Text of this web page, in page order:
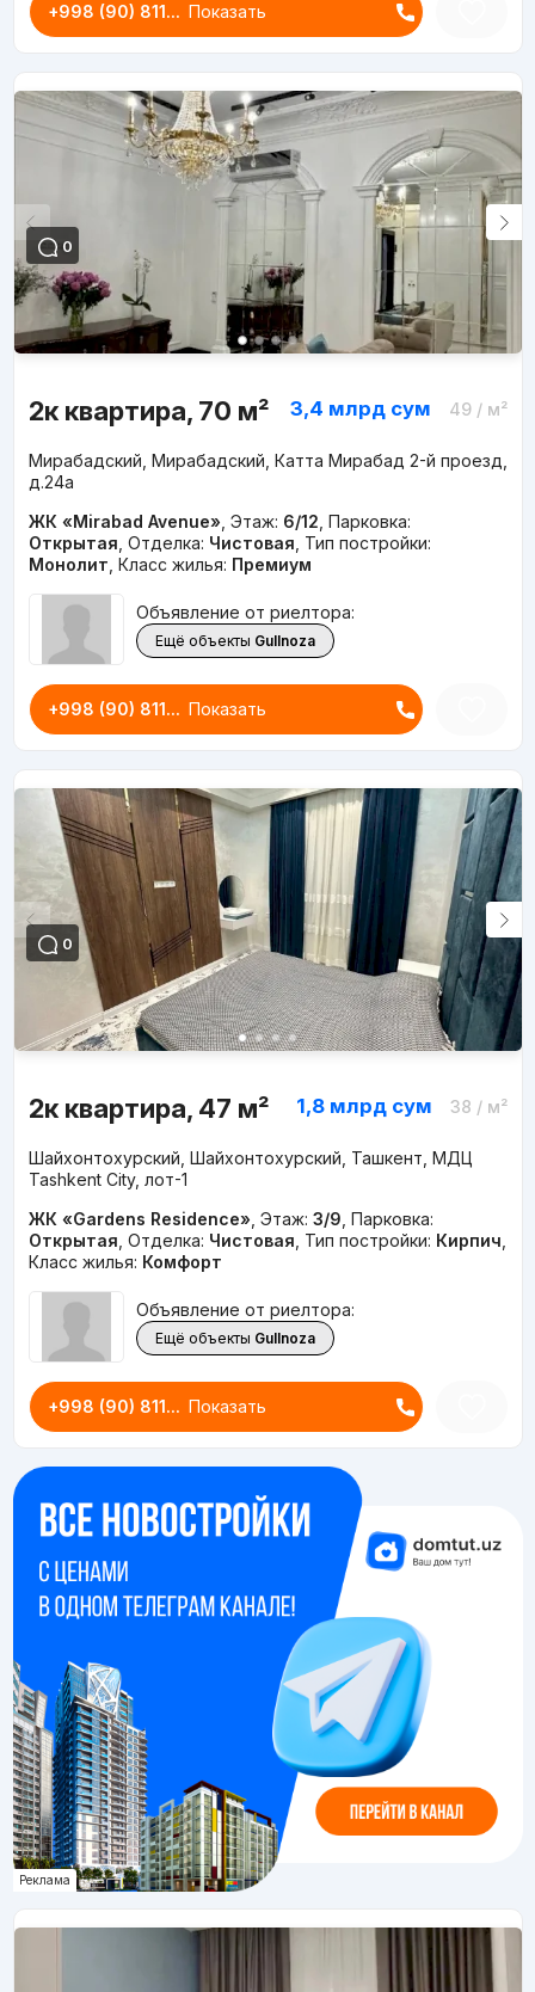
+998 (90) 811... Показать
0
2к квартира, 70 м² 3,4 млрд сум 49/ м²
Мирабадский, Мирабадский, Катта Мирабад 2-й проезд,
д.24a
ЖК «Mirabad Avenue» Этаж: 6/12 Парковка:
Открытая Отделка: Чистовая Тип постройки:
Монолит Класс жилья: Премиум
Объявление от риелтора:
Ещё объекты Gullnoza
+998 (90) 811... Показать
0
2к квартира, 47 м² 1,8 млрд сум 38 / м²
Шайхонтохурский, Шайхонтохурский, Ташкент, МДЦ
Tashkent City, лот-1
ЖК «Gardens Residence» Этаж: 3/9 Парковка:
Открытая Отделка: Чистовая Тип постройки: Кирпич
Класс жилья: Комфорт
Объявление от риелтора:
Ещё объекты Gullnoza
+998 (90) 811... Показать
Реклама